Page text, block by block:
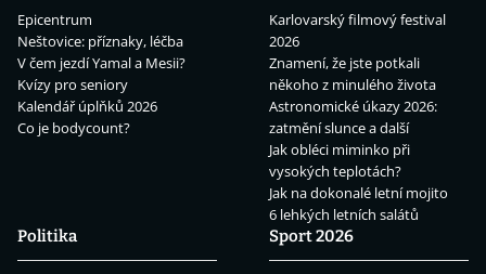
Epicentrum
Neštovice: příznaky, léčba
V čem jezdí Yamal a Mesii?
Kvízy pro seniory
Kalendář úplňků 2026
Co je bodycount?
Karlovarský filmový festival
2026
Znamení, že jste potkali
někoho z minulého života
Astronomické úkazy 2026:
zatmění slunce a další
Jak obléci miminko při
vysokých teplotách?
Jak na dokonalé letní mojito
6 lehkých letních salátů
Politika
Sport 2026